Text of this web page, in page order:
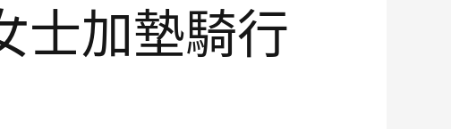
士加墊騎行